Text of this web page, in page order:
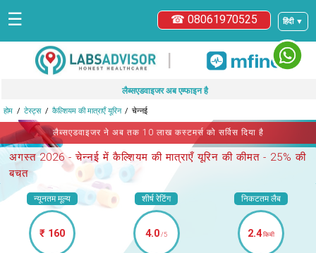
हिंदी ▼
☎ 08061970525
☰
|
लैब्सएडवाइजर अब एम्फाइन है
होम टेस्ट्स कैल्शियम की मात्राएँ यूरिन चेन्नई
लैब्सएडवाइजर ने अब तक 10 लाख कस्टमर्स को सर्विस दिया है
अगस्त 2026 -चेन्नई में कैल्शियम की मात्राएँ यूरिन की कीमत - 25% की
बचत
न्यूनतम मूल्य
₹ 160
शीर्ष रेटिंग
4.0/5
निकटतम लैब
2.4किमी